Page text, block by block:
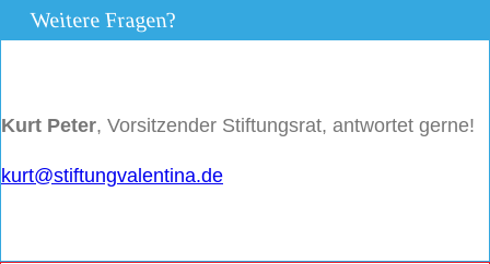
Weitere Fragen?
Kurt Peter, Vorsitzender Stiftungsrat, antwortet gerne!
kurt@stiftungvalentina.de